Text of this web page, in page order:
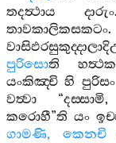
තදත්‍ථාය
දාරුං
තාවකාලිකසකටං
පුරිසොති
යංකිඤ‍්චි හි පුරිසං
වත්‍වා “දස‍්සාමි
කරොහී”ති යං
ගාමණි, කෙනචි